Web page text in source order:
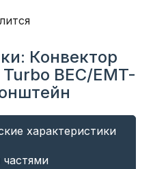
Конвектор
BEC/EMT-
характеристики